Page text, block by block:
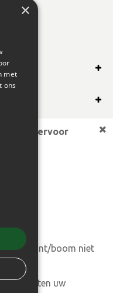
ALGEMENE
bekijk hiervoor
of plant/boom niet
trachten uw
×
met
ons